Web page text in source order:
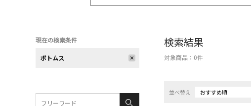
検索結果
対象商品： 0件
並べ替え おすすめ順
現在の検索条件
ボトムス